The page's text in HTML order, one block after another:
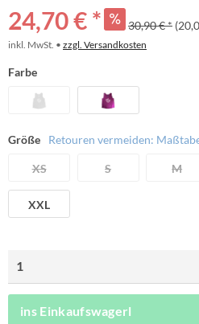
24,70 € * 30,90 € *
inkl. MwSt. • zzgl. Versandkosten
Farbe
Größe Retouren vermeiden:
XS S M
XXL
ins Einkaufswagerl